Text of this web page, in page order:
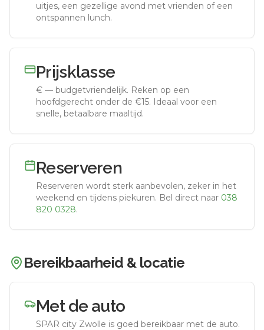
uitjes, een gezellige avond met vrienden of een
ontspannen lunch.
Prijsklasse
€ — budgetvriendelijk. Reken op een
hoofdgerecht onder de €15. Ideaal voor een
snelle, betaalbare maaltijd.
Reserveren
Reserveren wordt sterk aanbevolen, zeker in het
weekend en tijdens piekuren. Bel direct naar 038
820 0328.
Bereikbaarheid & locatie
Met de auto
SPAR city Zwolle is goed bereikbaar met de auto.